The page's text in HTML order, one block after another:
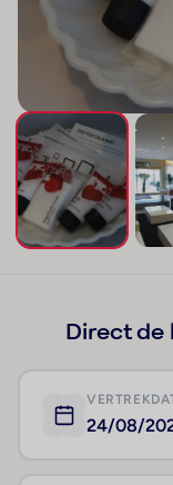
Direct de
24/08/